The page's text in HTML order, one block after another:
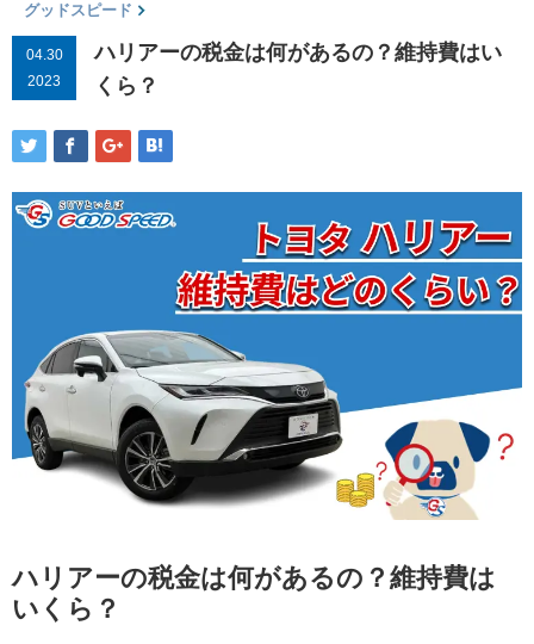
グッドスピード
04.30
2023
ハリアーの税金は何があるの？維持費はい
くら？
ハリアーの税金は何があるの？維持費は
いくら？